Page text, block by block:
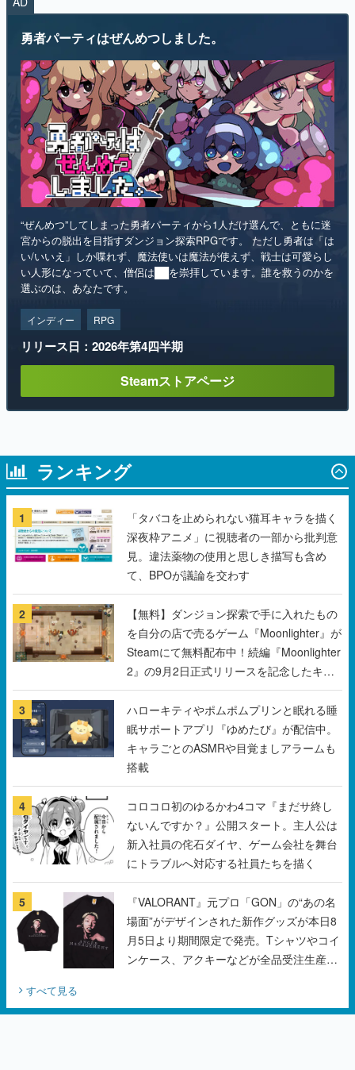
勇者パーティはぜんめつしました。
“ぜんめつ”してしまった勇者パーティから1人だけ選んで、ともに迷
宮からの脱出を目指すダンジョン探索RPGです。 ただし勇者は「は
い/いいえ」しか喋れず、魔法使いは魔法が使えず、戦士は可愛らし
い人形になっていて、僧侶は██を崇拝しています。誰を救うのかを
選ぶのは、あなたです。
インディー RPG
リリース日：2026年第4四半期
Steamストアページ
ランキング
1
「タバコを止められない猫耳キャラを描く
深夜枠アニメ」に視聴者の一部から批判意
見。違法薬物の使用と思しき描写も含め
て、BPOが議論を交わす
2
【無料】ダンジョン探索で手に入れたもの
を自分の店で売るゲーム『Moonlighter』が
Steamにて無料配布中！続編『Moonlighter
2』の9月2日正式リリースを記念したキャ
ンペーン
3
ハローキティやポムポムプリンと眠れる睡
眠サポートアプリ『ゆめたび』が配信中。
キャラごとのASMRや目覚ましアラームも
搭載
4
コロコロ初のゆるかわ4コマ『まだサ終し
ないんですか？』公開スタート。主人公は
新入社員の侘石ダイヤ、ゲーム会社を舞台
にトラブルへ対応する社員たちを描く
5
『VALORANT』元プロ「GON」の“あの名
場面”がデザインされた新作グッズが本日8
月5日より期間限定で発売。Tシャツやコイ
ンケース、アクキーなどが全品受注生産で
すべて見る